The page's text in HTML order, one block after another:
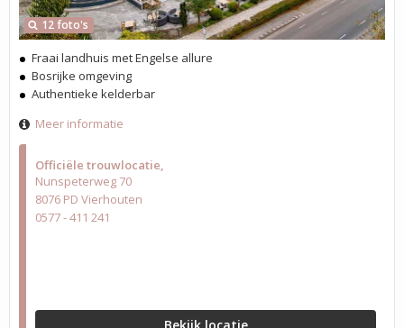
Officiële trouwlocatie
Nunspeterweg 70
8076 PD Vierhouten
0577 - 411 241
12 foto's
Fraai landhuis met Engelse allure
Bosrijke omgeving
Authentieke kelderbar
Meer informatie